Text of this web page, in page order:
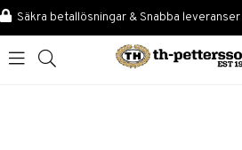
Säkra betallösningar & Snabba leveranser